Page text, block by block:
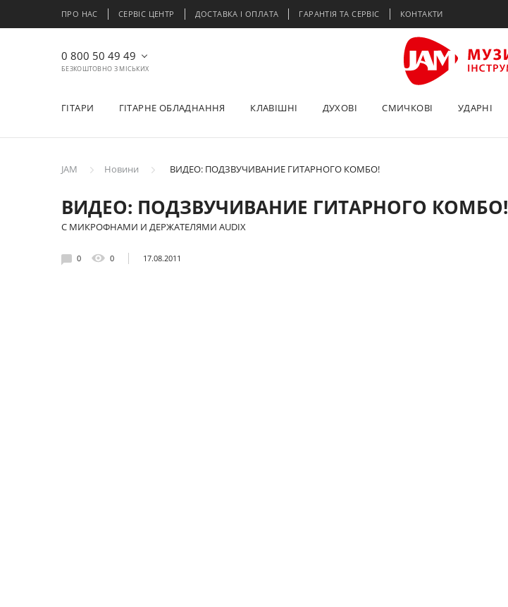
ПРО НАС СЕРВІС ЦЕНТР ДОСТАВКА І ОПЛАТА ГАРАНТІЯ ТА СЕРВІС КОНТАКТИ
0 800 50 49 49
БЕЗКОШТОВНО З МІСЬКИХ
ГІТАРИ ГІТАРНЕ ОБЛАДНАННЯ КЛАВІШНІ ДУХОВІ СМИЧКОВІ УДАРНІ
JAM Новини ВИДЕО: ПОДЗВУЧИВАНИЕ ГИТАРНОГО КОМБО!
ВИДЕО: ПОДЗВУЧИВАНИЕ ГИТАРНОГО КОМБО!
С МИКРОФНАМИ И ДЕРЖАТЕЛЯМИ AUDIX
0 0 17.08.2011